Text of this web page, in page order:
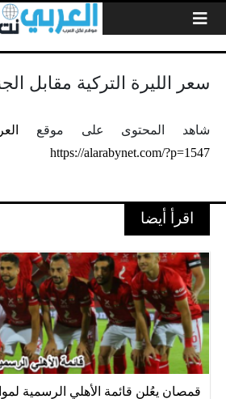
سعر الليرة التركية مقابل
شاهد المحتوى على موقع
https://alarabynet.com/?p=1547
اقرأ أيضا
قمصان يعُلن قائمة الأهلي الرسمية